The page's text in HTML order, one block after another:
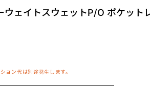
ウェイトスウェットP/O ポケット
ョン代は別途発生します。